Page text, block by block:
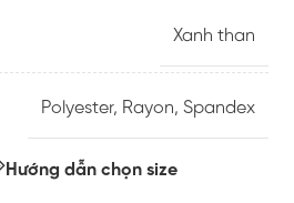
Xanh than
Polyester, Rayon,Spandex
Hướng dẫn chọn size